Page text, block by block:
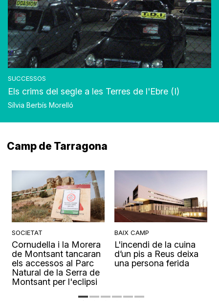
SUCCESSOS
Els crims del segle a les Terres de l'Ebre (I)
Sílvia Berbís Morelló
Camp de Tarragona
SOCIETAT
Cornudella i la Morera
de Montsant tancaran
els accessos al Parc
Natural de la Serra de
Montsant per l'eclipsi
BAIX CAMP
L'incendi de la cuina
d’un pis a Reus deixa
una persona ferida